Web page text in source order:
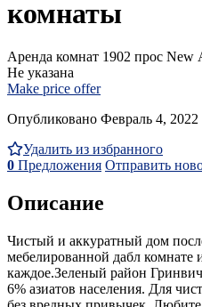
комнаты
Аренда комнат 1902 прос New
Не указана
Make price offer
Опубликовано Февраль 4, 2022
Удалить из избранного
0 Предложения Отправить
Описание
Чистый и аккуратный дом
мебелированной дабл комнате
каждое.Зеленый район
6% азиатов населения. Для